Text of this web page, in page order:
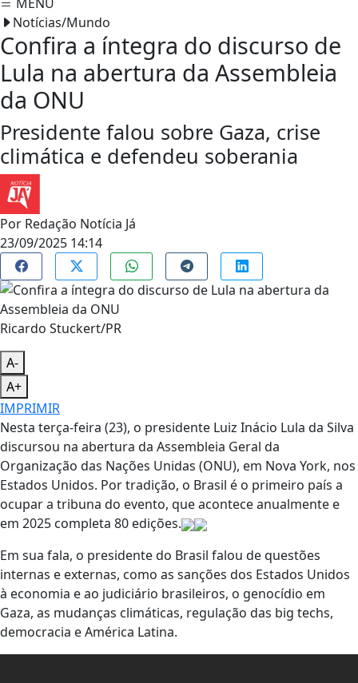
Notícias/Mundo
Confira a íntegra do discurso de
Lula na abertura da Assembleia
da ONU
Presidente falou sobre Gaza, crise
climática e defendeu soberania
Por Redação Notícia Já
23/09/2025 14:14
Ricardo Stuckert/PR
A-
A+
IMPRIMIR
Nesta terça-feira (23), o presidente Luiz Inácio Lula da Silva
discursou na abertura da Assembleia Geral da
Organização das Nações Unidas (ONU), em Nova York, nos
Estados Unidos. Por tradição, o Brasil é o primeiro país a
ocupar a tribuna do evento, que acontece anualmente e
em 2025 completa 80 edições.
Em sua fala, o presidente do Brasil falou de questões
internas e externas, como as sanções dos Estados Unidos
à economia e ao judiciário brasileiros, o genocídio em
Gaza, as mudanças climáticas, regulação das big techs,
democracia e América Latina.